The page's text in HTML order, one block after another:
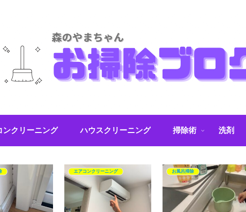
ンクリーニング ハウスクリーニング 掃除術 洗剤
エアコンクリーニング お風呂掃除